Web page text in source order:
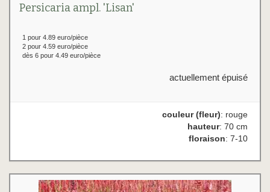
Persicaria ampl. 'Lisan'
1 pour 4.89 euro/pièce
2 pour 4.59 euro/pièce
dès 6 pour 4.49 euro/pièce
actuellement épuisé
couleur (fleur): rouge
hauteur: 70 cm
floraison: 7-10